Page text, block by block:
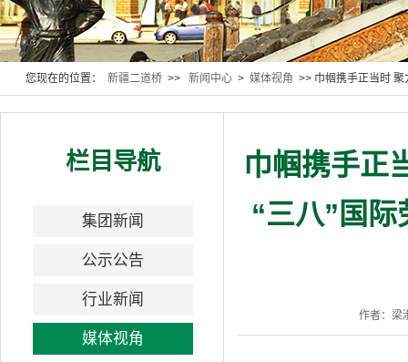
您现在的位置： 新疆二道桥 >> 新闻中心 > 媒体视角 >> 巾帼携手正当时
巾帼携手正
“三八”国
作者：梁
栏目导航
集团新闻
公示公告
行业新闻
媒体视角